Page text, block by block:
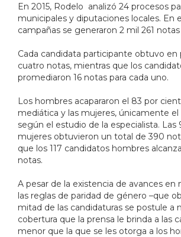
En 2015, Rodelo analizó 24 procesos
municipales y diputaciones locales. En
campañas se generaron 2 mil 261 notas
Cada candidata participante obtuvo en
cuatro notas, mientras que los
promediaron 16 notas para cada uno.
Los hombres acapararon el 83 por
mediática y las mujeres, únicamente el
según el estudio de la especialista. Las
mujeres obtuvieron un total de 390
que los 117 candidatos hombres
notas.
A pesar de la existencia de avances en
las reglas de paridad de género –que
mitad de las candidaturas se postule a
cobertura que la prensa le brinda a las
menor que la que se les otorga a los